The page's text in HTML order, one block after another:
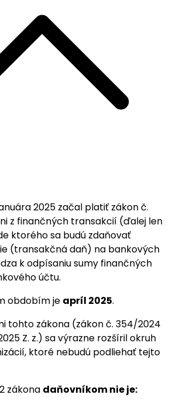
2025 začal platiť zákon č.
z finančných transakcií (ďalej len
ktorého sa budú zdaňovať
(transakčná daň) na bankových
k odpísaniu sumy finančných
účtu.
obdobím je apríl 2025.
tohto zákona (zákon č. 354/2024
Z. z.) sa výrazne rozšíril okruh
ktoré nebudú podliehať tejto
zákona daňovníkom nie je: